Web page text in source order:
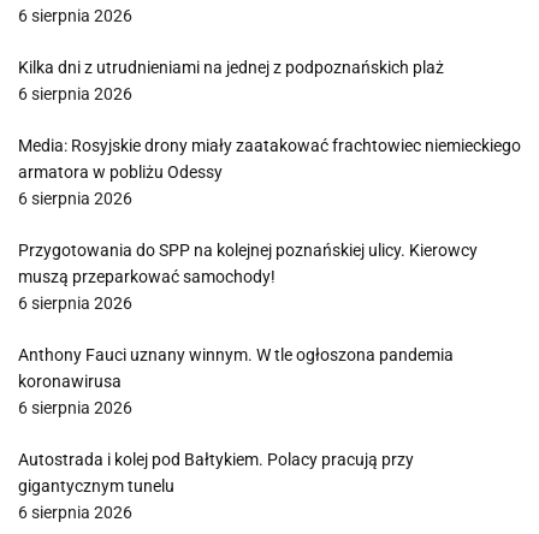
6 sierpnia 2026
Kilka dni z utrudnieniami na jednej z podpoznańskich plaż
6 sierpnia 2026
Media: Rosyjskie drony miały zaatakować frachtowiec niemieckiego
armatora w pobliżu Odessy
6 sierpnia 2026
Przygotowania do SPP na kolejnej poznańskiej ulicy. Kierowcy
muszą przeparkować samochody!
6 sierpnia 2026
Anthony Fauci uznany winnym. W tle ogłoszona pandemia
koronawirusa
6 sierpnia 2026
Autostrada i kolej pod Bałtykiem. Polacy pracują przy
gigantycznym tunelu
6 sierpnia 2026